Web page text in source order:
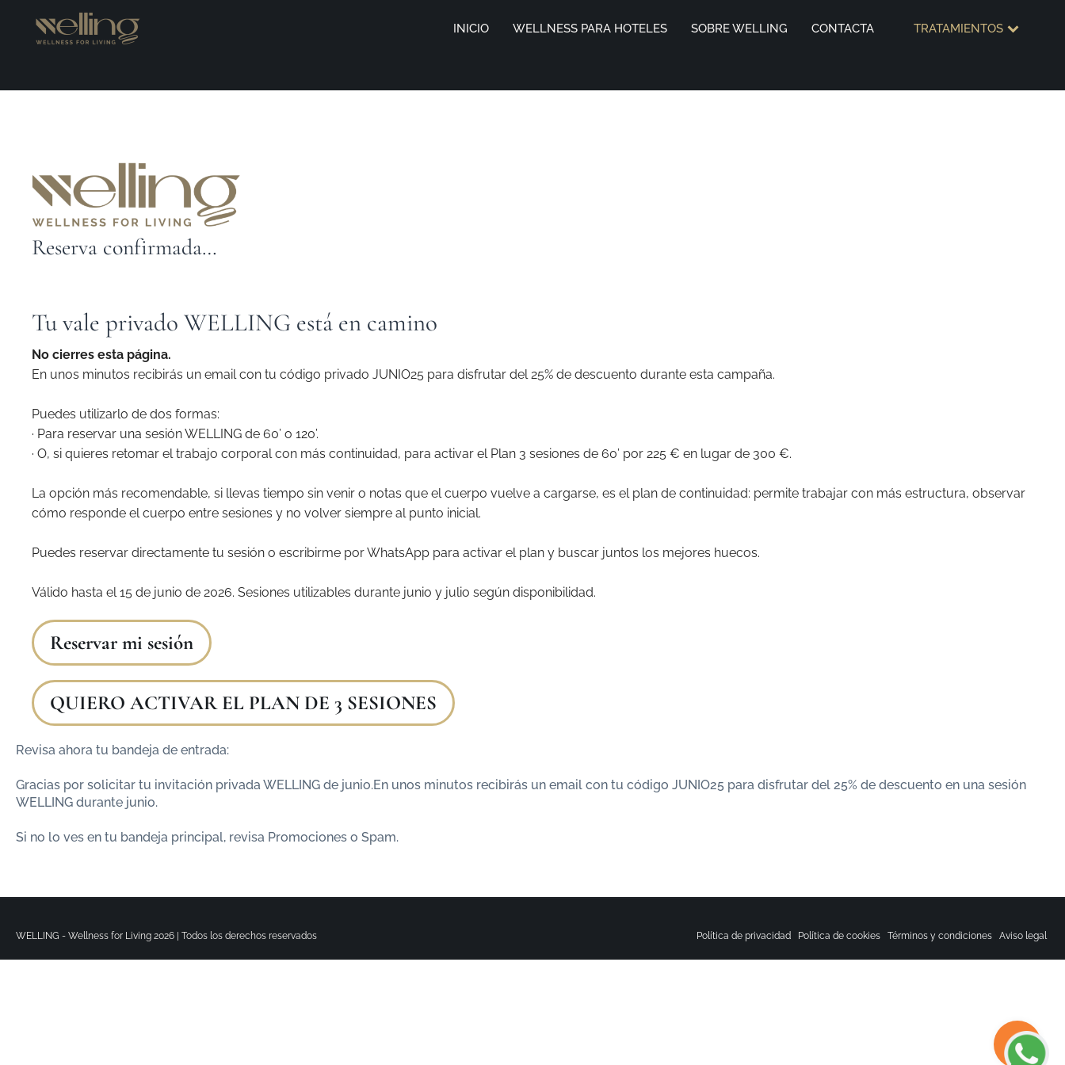
INICIO WELLNESS PARA HOTELES SOBRE WELLING CONTACTA TRATAMIENTOS
Reserva confirmada…
Tu vale privado WELLING está en camino
No cierres esta página.
En unos minutos recibirás un email con tu código privado JUNIO25 para disfrutar del 25% de descuento durante esta campaña.
Puedes utilizarlo de dos formas:
· Para reservar una sesión WELLING de 60’ o 120’.
· O, si quieres retomar el trabajo corporal con más continuidad, para activar el Plan 3 sesiones de 60’ por 225 € en lugar de 300 €.
La opción más recomendable, si llevas tiempo sin venir o notas que el cuerpo vuelve a cargarse, es el plan de continuidad: permite trabajar con más estructura, observar
cómo responde el cuerpo entre sesiones y no volver siempre al punto inicial.
Puedes reservar directamente tu sesión o escribirme por WhatsApp para activar el plan y buscar juntos los mejores huecos.
Válido hasta el 15 de junio de 2026. Sesiones utilizables durante junio y julio según disponibilidad.
Reservar mi sesión
QUIERO ACTIVAR EL PLAN DE 3 SESIONES
Revisa ahora tu bandeja de entrada:
Gracias por solicitar tu invitación privada WELLING de junio.En unos minutos recibirás un email con tu código JUNIO25 para disfrutar del 25% de descuento en una sesión
WELLING durante junio.
Si no lo ves en tu bandeja principal, revisa Promociones o Spam.
WELLING - Wellness for Living 2026 | Todos los derechos reservados Política de privacidad Política de cookies Términos y condiciones Aviso legal